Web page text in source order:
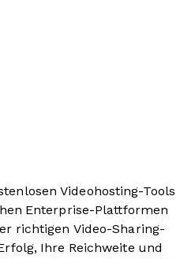
Videohosting-Tools
Enterprise-Plattformen
richtigen Video-Sharing-
Ihre Reichweite und